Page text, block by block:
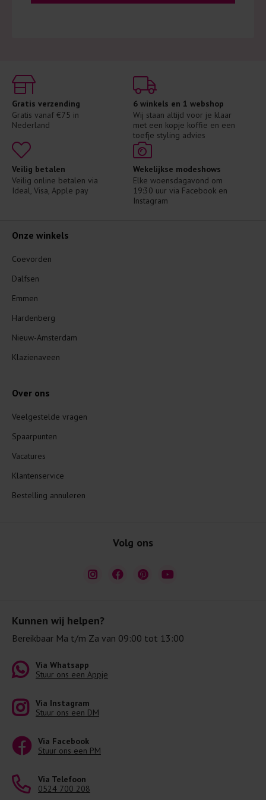
Gratis verzending
Gratis vanaf €75 in
Nederland
6 winkels en 1 webshop
Wij staan altijd voor je klaar
met een kopje koffie en een
toefje styling advies
Veilig betalen
Veilig online betalen via
Ideal, Visa, Apple pay
Wekelijkse modeshows
Elke woensdagavond om
19:30 uur via Facebook en
Instagram
Kunnen wij helpen?
Bereikbaar Ma t/m Za van 09:00 tot 13:00
Via Whatsapp
Stuur ons een Appje
Via Instagram
Stuur ons een DM
Via Facebook
Stuur ons een PM
Via Telefoon
0524 700 208
Onze winkels
Coevorden
Dalfsen
Emmen
Hardenberg
Nieuw-Amsterdam
Klazienaveen
Over ons
Veelgestelde vragen
Spaarpunten
Vacatures
Klantenservice
Bestelling annuleren
Volg ons